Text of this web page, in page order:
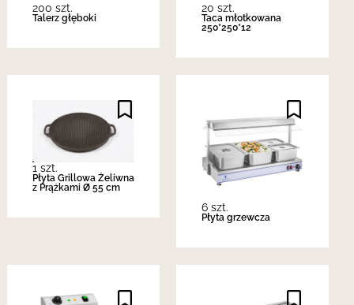
200 szt.
Talerz głęboki
20 szt.
Taca młotkowana
250*250*12
1 szt.
Płyta Grillowa Żeliwna
z Prążkami Ø 55 cm
6 szt.
Płyta grzewcza